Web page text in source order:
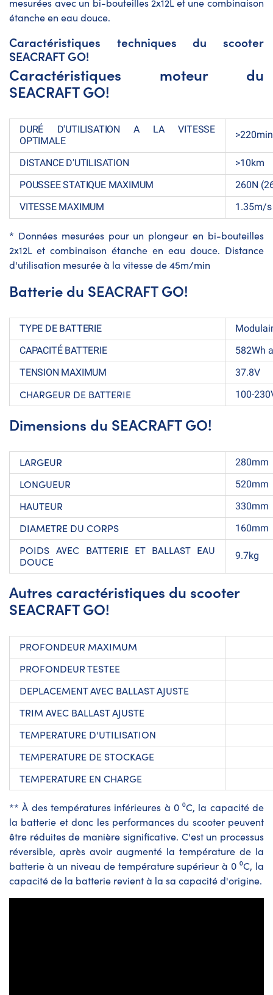
mesurées avec un bi-bouteilles 2x12L et une combinaison
étanche en eau douce.
Caractéristiques techniques du scooter
SEACRAFT GO!
Caractéristiques moteur du
SEACRAFT GO!
DURÉ D'UTILISATION A LA VITESSE
OPTIMALE
DISTANCE D'UTILISATION
>10km
POUSSEE STATIQUE MAXIMUM
260N
VITESSE MAXIMUM
1.35m/s
* Données mesurées pour un plongeur en bi-bouteilles
2x12L et combinaison étanche en eau douce. Distance
d'utilisation mesurée à la vitesse de 45m/min
Batterie du SEACRAFT GO!
TYPE DE BATTERIE
CAPACITÉ BATTERIE
582Wh
TENSION MAXIMUM
37.8V
CHARGEUR DE BATTERIE 100-
Dimensions du SEACRAFT GO!
LARGEUR 280mm
LONGUEUR 520mm
HAUTEUR 330mm
DIAMETRE DU CORPS 160mm
POIDS AVEC BATTERIE ET BALLAST EAU
DOUCE
9.7kg
Autres caractéristiques du scooter
SEACRAFT GO!
PROFONDEUR MAXIMUM
PROFONDEUR TESTEE
DEPLACEMENT AVEC BALLAST AJUSTE
TRIM AVEC BALLAST AJUSTE
TEMPERATURE D'UTILISATION
TEMPERATURE DE STOCKAGE
TEMPERATURE EN CHARGE
** À des températures inférieures à 0 ⁰C, la capacité de
la batterie et donc les performances du scooter peuvent
être réduites de manière significative. C'est un processus
réversible, après avoir augmenté la température de la
batterie à un niveau de température supérieur à 0 ⁰C, la
capacité de la batterie revient à la sa capacité d'origine.